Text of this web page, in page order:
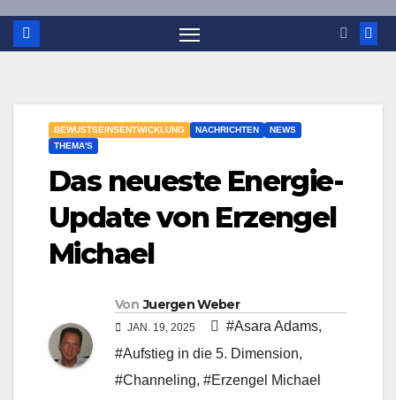
BEWUSTSEINSENTWICKLUNG NACHRICHTEN
NEWS
THEMA'S
Das neueste Energie-
Update von Erzengel
Michael
Von Juergen Weber
JAN. 19, 2025 #Asara Adams,
#Aufstieg in die 5. Dimension,
#Channeling, #Erzengel Michael